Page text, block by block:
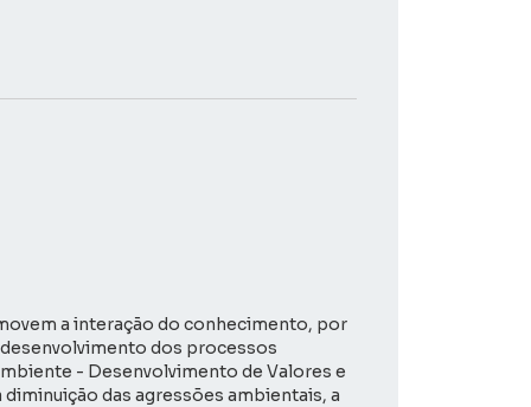
a interação do conhecimento, por
dos processos
- Desenvolvimento de Valores e
das agressões ambientais, a